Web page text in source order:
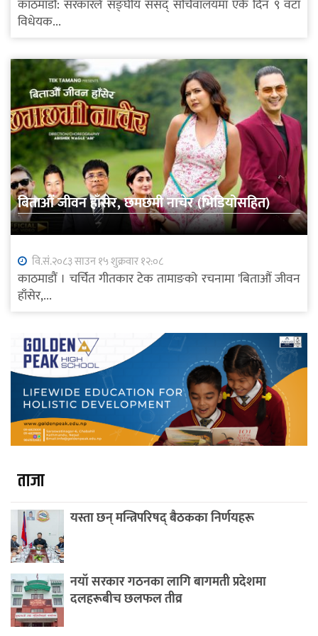
काठमाडौं: सरकारले सङ्घीय संसद् सचिवालयमा एकै दिन ९ वटा
विधेयक...
बिताऔं जीवन हाँसेर, छमछमी नाचेर (भिडियोसहित)
वि.सं.२०८३ साउन १५ शुक्रवार १२:०८
काठमाडौं । चर्चित गीतकार टेक तामाङको रचनामा 'बिताऔं जीवन
हाँसेर,...
ताजा
यस्ता छन् मन्त्रिपरिषद् बैठकका निर्णयहरू
नयाँ सरकार गठनका लागि बागमती प्रदेशमा
दलहरूबीच छलफल तीव्र